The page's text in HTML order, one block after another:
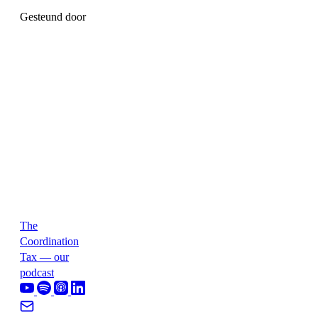
Gesteund door
The
Coordination
Tax — our
podcast